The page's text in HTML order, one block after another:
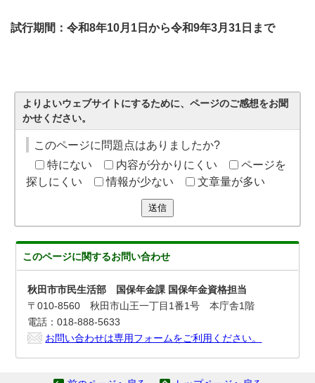
試行期間：令和8年10月1日から令和9年3月31日まで
よりよいウェブサイトにするために、ページのご感想をお聞
かせください。
このページに問題点はありましたか?
特にない
内容が分かりにくい
ページを
探しにくい
情報が少ない 文章量が多い
送信
このページに関するお問い合わせ
秋田市市民生活部 国保年金課 国保年金資格担当
〒010-8560 秋田市山王一丁目1番1号 本庁舎1階
電話：018-888-5633
お問い合わせは専用フォームをご利用ください。